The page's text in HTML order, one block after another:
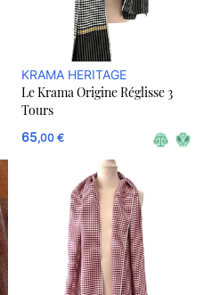
KRAMA HERITAGE
Le Krama Origine Réglisse 3
Tours
65,00 €